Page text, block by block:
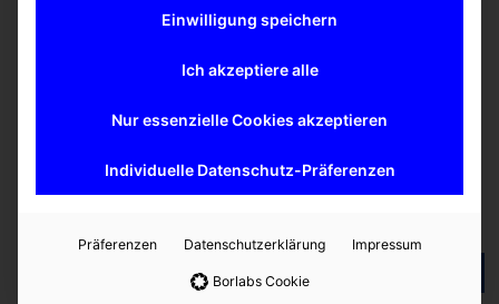
Ansprechpartner
Denkmann
zurück zur Übersicht
Ähnliche ProdukteEinwilligung speichern
Ich akzeptiere alle
Nur essenzielle Cookies akzeptieren
Individuelle Datenschutz-Präferenzen
Präferenzen Datenschutzerklärung Impressum
Borlabs Cookie